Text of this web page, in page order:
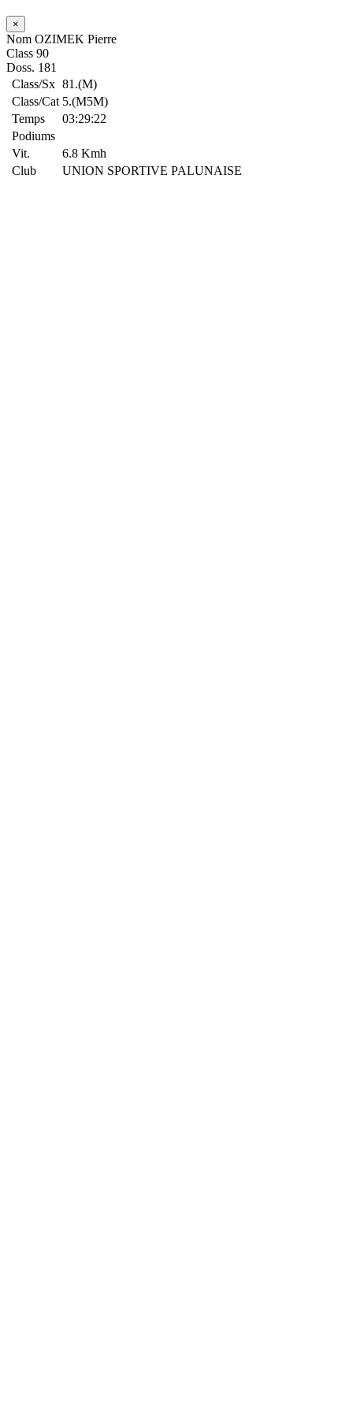
×
Nom OZIMEK Pierre
Class 90
Doss. 181
Class/Sx 81.(M)
Class/Cat 5.(M5M)
Temps
03:29:22
Podiums
Vit.
6.8 Kmh
Club
UNION SPORTIVE PALUNAISE